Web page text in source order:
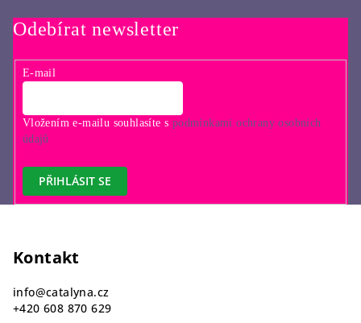
Odebírat newsletter
E-mail
Vložením e-mailu souhlasíte s podmínkami ochrany osobních
údajů
PŘIHLÁSIT SE
Kontakt
info@catalyna.cz
+420 608 870 629